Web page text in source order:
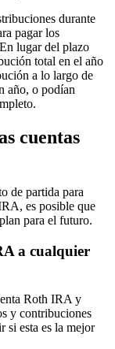
durante
pagar los
lugar del plazo
total en el año
a lo largo de
año, o podían
cuentas
de partida para
es posible que
para el futuro.
a cualquier
Roth IRA y
y contribuciones
si esta es la mejor